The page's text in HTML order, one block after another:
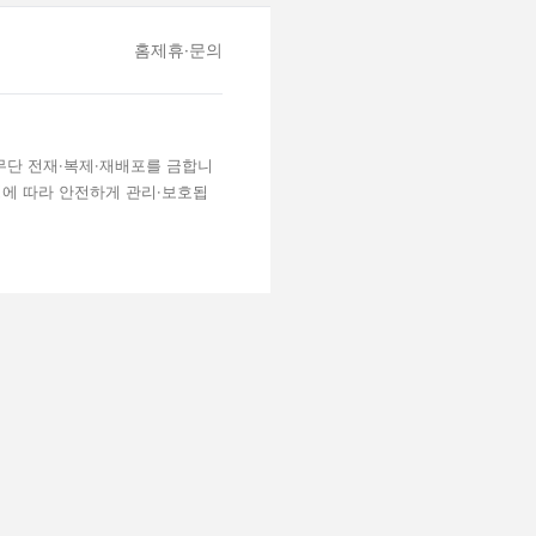
홈제휴·문의
전재·복제·재배포를 금합니
따라 안전하게 관리·보호됩